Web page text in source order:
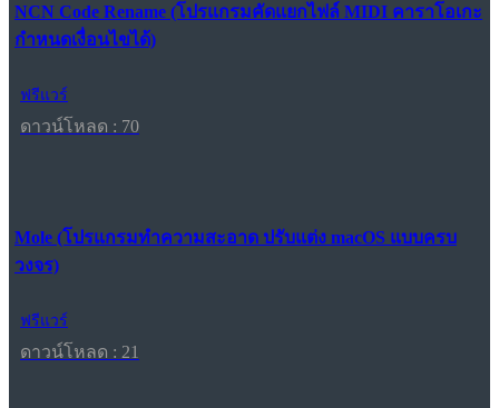
NCN Code Rename (โปรแกรมคัดแยกไฟล์ MIDI คาราโอเกะ
กำหนดเงื่อนไขได้)
ฟรีแวร์
ดาวน์โหลด : 70
Mole (โปรแกรมทำความสะอาด ปรับแต่ง macOS แบบครบ
วงจร)
ฟรีแวร์
ดาวน์โหลด : 21